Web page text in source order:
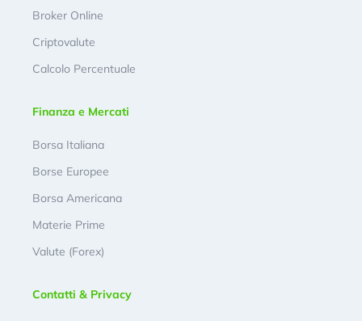
Broker Online
Criptovalute
Calcolo Percentuale
Finanza e Mercati
Borsa Italiana
Borse Europee
Borsa Americana
Materie Prime
Valute (Forex)
Contatti & Privacy